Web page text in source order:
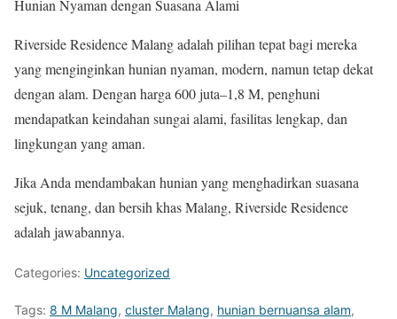
Hunian Nyaman dengan Suasana Alami
Riverside Residence Malang adalah pilihan tepat bagi mereka
yang menginginkan hunian nyaman, modern, namun tetap dekat
dengan alam. Dengan harga 600 juta–1,8 M, penghuni
mendapatkan keindahan sungai alami, fasilitas lengkap, dan
lingkungan yang aman.
Jika Anda mendambakan hunian yang menghadirkan suasana
sejuk, tenang, dan bersih khas Malang, Riverside Residence
adalah jawabannya.
Categories: Uncategorized
Tags: 8 M Malang, cluster Malang, hunian bernuansa alam,